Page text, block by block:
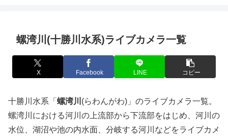
螺湾川(十勝川水系)ライブカメラ一覧
X Facebook LINE コピー
十勝川水系「 螺湾川 (らわんがわ)」のライブカメラ一覧。
螺湾川における河川の上流部から下流部をはじめ、河川の
水位、湖沼や池の内水面、分岐する河川などをライブカメ